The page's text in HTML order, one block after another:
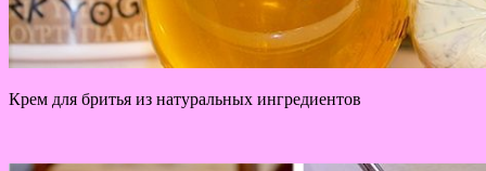
Крем для бритья из натуральных ингредиентов